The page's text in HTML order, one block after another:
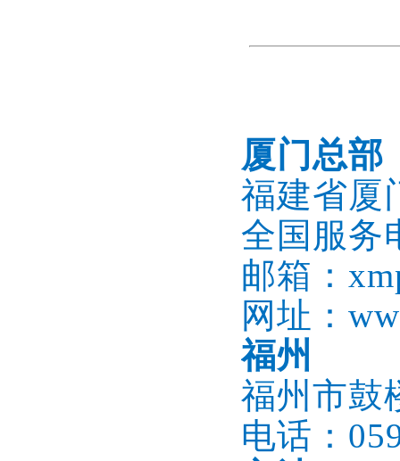
厦门总部
福建省厦
全国服务
邮箱：
网址：
福州
福州市鼓
电话：